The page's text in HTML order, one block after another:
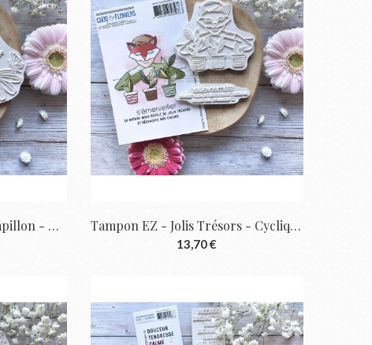
Tampon EZ - Le Lapin Papillon - Cyclique |... Tampon EZ - Jolis Trésors - Cyclique |...
13,70 €